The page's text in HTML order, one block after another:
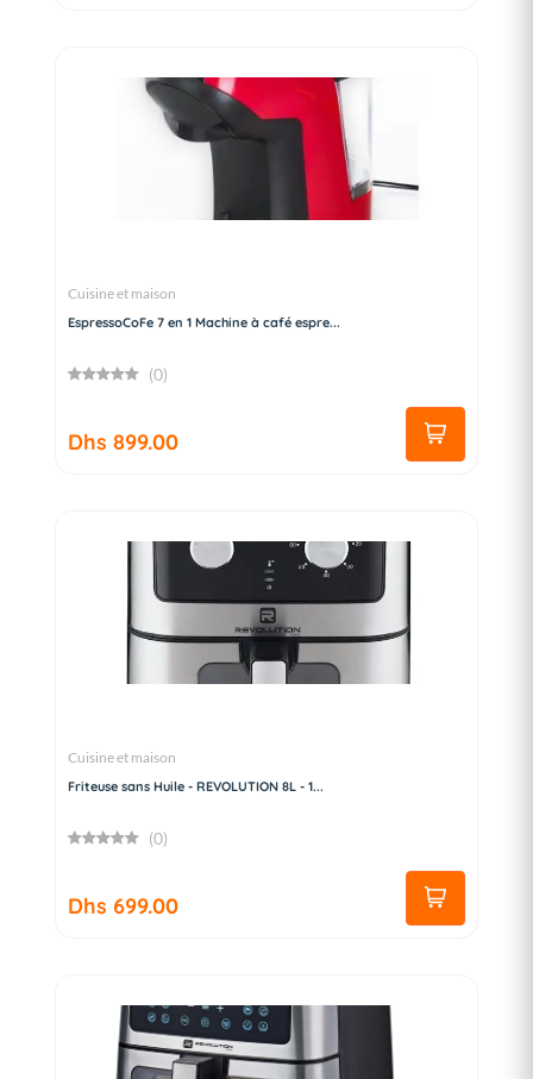
Cuisine et maison
EspressoCoFe 7 en 1 Machine à café espre...
(0)
Dhs 899.00
Cuisine et maison
Friteuse sans Huile - REVOLUTION 8L - 1...
(0)
Dhs 699.00